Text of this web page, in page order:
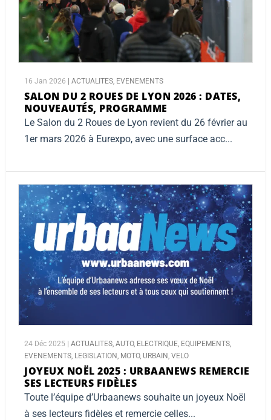
16 Jan 2026 ACTUALITES, EVENEMENTS
SALON DU 2 ROUES DE LYON 2026 : DATES,
NOUVEAUTÉS, PROGRAMME
Le Salon du 2 Roues de Lyon revient du 26 février au
1er mars 2026 à Eurexpo, avec une surface acc...
24 Déc 2025 | ACTUALITES, AUTO, ELECTRIQUE, EQUIPEMENTS,
EVENEMENTS, LEGISLATION, MOTO, URBAIN, VELO
JOYEUX NOËL 2025 : URBAANEWS REMERCIE
SES LECTEURS FIDÈLES
Toute l’équipe d’Urbaanews souhaite un joyeux Noël
à ses lecteurs fidèles et remercie celles...